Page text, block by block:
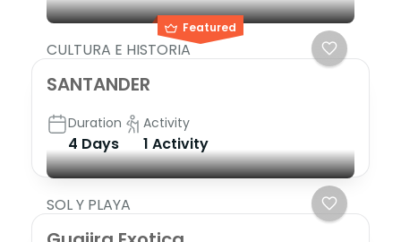
Featured
CULTURA E HISTORIA
SANTANDER
Duration
4 Days
Activity
1 Activity
SOL Y PLAYA